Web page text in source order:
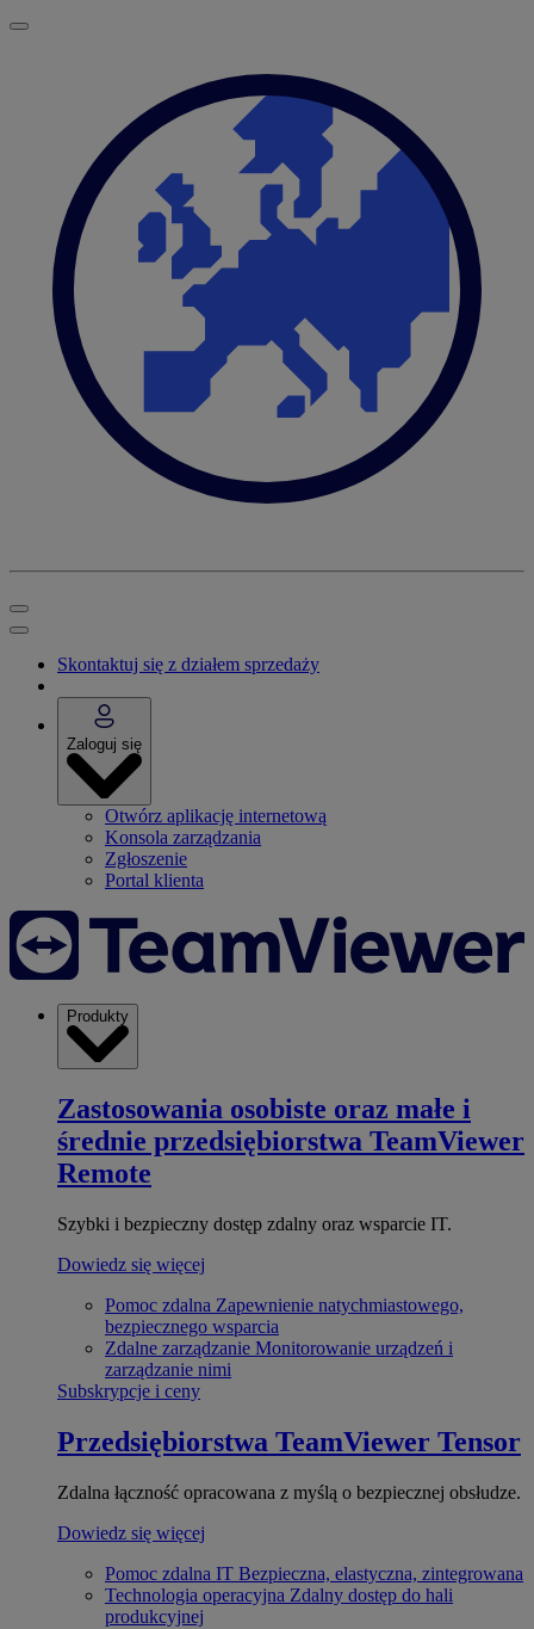
Skontaktuj się z działem sprzedaży
Zaloguj się
Otwórz aplikację internetową
Konsola zarządzania
Zgłoszenie
Portal klienta
Produkty
Zastosowania osobiste oraz małe i
średnie przedsiębiorstwa TeamViewer
Remote
Szybki i bezpieczny dostęp zdalny oraz wsparcie IT.
Dowiedz się więcej
Pomoc zdalna Zapewnienie natychmiastowego,
bezpiecznego wsparcia
Zdalne zarządzanie Monitorowanie urządzeń i
zarządzanie nimi
Subskrypcje i ceny
Przedsiębiorstwa TeamViewer Tensor
Zdalna łączność opracowana z myślą o bezpiecznej obsłudze.
Dowiedz się więcej
Pomoc zdalna IT Bezpieczna, elastyczna, zintegrowana
Technologia operacyjna Zdalny dostęp do hali
produkcyjnej